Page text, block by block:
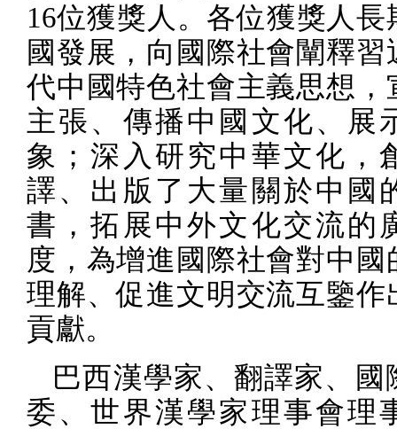
16位獲獎人。各位獲獎人長
國發展，向國際社會闡釋習
代中國特色社會主義思想，
主張、傳播中國文化、展
象；深入研究中華文化，
譯、出版了大量關於中國
書，拓展中外文化交流的
度，為增進國際社會對中國
理解、促進文明交流互鑒作
貢獻。
巴西漢學家、翻譯家、國
委、世界漢學家理事會理